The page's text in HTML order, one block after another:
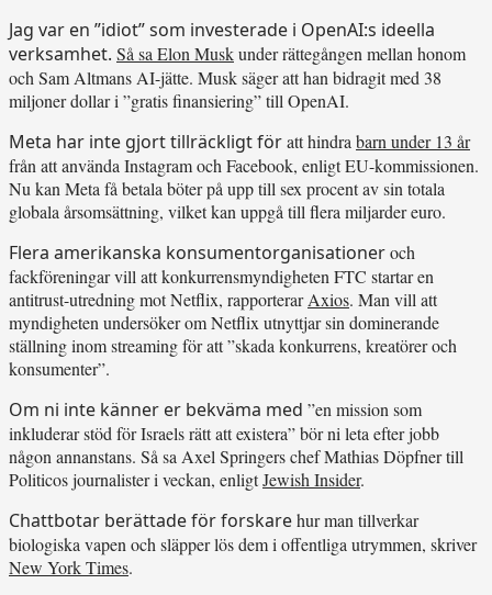
Jag var en ”idiot” som investerade i OpenAI:s ideella
verksamhet. Så sa Elon Muskunder rättegången mellan honom
och Sam Altmans AI-jätte. Musk säger att han bidragit med 38
miljoner dollar i ”gratis finansiering” till OpenAI.
Meta har inte gjort tillräckligt föratt hindrabarn under 13 år
från att använda Instagram och Facebook, enligt EU-kommissionen.
Nu kan Meta få betala böter på upp till sex procent av sin totala
globala årsomsättning, vilket kan uppgå till flera miljarder euro.
Flera amerikanska konsumentorganisationeroch
fackföreningar vill att konkurrensmyndigheten FTC startar en
antitrust-utredning mot Netflix, rapporterarAxios. Man vill att
myndigheten undersöker om Netflix utnyttjar sin dominerande
ställning inom streaming för att ”skada konkurrens, kreatörer och
konsumenter”.
Om ni inte känner er bekväma med ”en mission som
inkluderar stöd för Israels rätt att existera” bör ni leta efter jobb
någon annanstans. Så sa Axel Springers chef Mathias Döpfner till
Politicos journalister i veckan, enligtJewish Insider.
Chattbotar berättade för forskarehur man tillverkar
biologiska vapen och släpper lös dem i offentliga utrymmen, skriver
New York Times.